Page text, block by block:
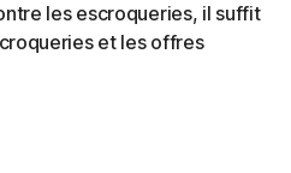
les escroqueries, il suffit
et les offres